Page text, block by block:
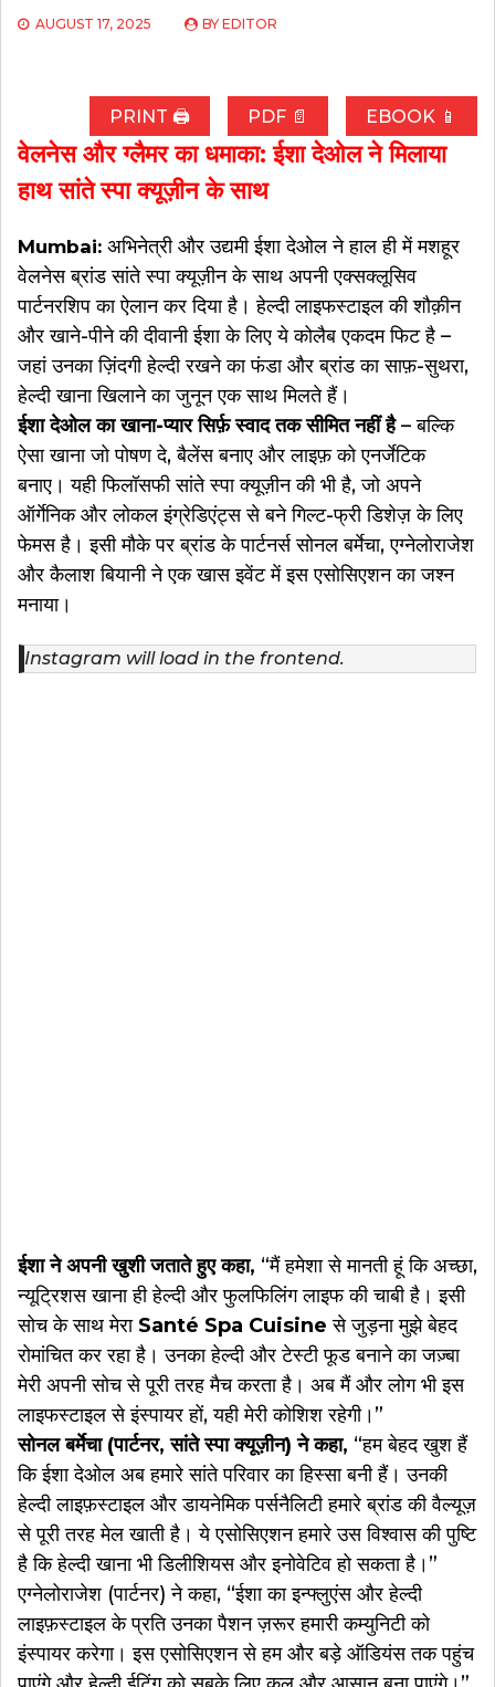
AUGUST 17, 2025 BY EDITOR
PRINT 🖨 PDF 📄 EBOOK 📱
वेलनेस और ग्लैमर का धमाका: ईशा देओल ने मिलाया
हाथ सांते स्पा क्यूज़ीन के साथ
Mumbai: अभिनेत्री और उद्यमी ईशा देओल ने हाल ही में मशहूर
वेलनेस ब्रांड सांते स्पा क्यूज़ीन के साथ अपनी एक्सक्लूसिव
पार्टनरशिप का ऐलान कर दिया है। हेल्दी लाइफस्टाइल की शौक़ीन
और खाने-पीने की दीवानी ईशा के लिए ये कोलैब एकदम फिट है –
जहां उनका ज़िंदगी हेल्दी रखने का फंडा और ब्रांड का साफ़-सुथरा,
हेल्दी खाना खिलाने का जुनून एक साथ मिलते हैं।
ईशा देओल का खाना-प्यार सिर्फ़ स्वाद तक सीमित नहीं है– बल्कि
ऐसा खाना जो पोषण दे, बैलेंस बनाए और लाइफ़ को एनर्जेटिक
बनाए। यही फिलॉसफी सांते स्पा क्यूज़ीन की भी है, जो अपने
ऑर्गेनिक और लोकल इंग्रेडिएंट्स से बने गिल्ट-फ्री डिशेज़ के लिए
फेमस है। इसी मौके पर ब्रांड के पार्टनर्स सोनल बर्मेचा, एग्नेलोराजेश
और कैलाश बियानी ने एक खास इवेंट में इस एसोसिएशन का जश्न
मनाया।
Instagram will load in the frontend.
ईशा ने अपनी खुशी जताते हुए कहा, “मैं हमेशा से मानती हूं कि अच्छा,
न्यूट्रिशस खाना ही हेल्दी और फुलफिलिंग लाइफ की चाबी है। इसी
सोच के साथ मेरा Santé Spa Cuisine से जुड़ना मुझे बेहद
रोमांचित कर रहा है। उनका हेल्दी और टेस्टी फूड बनाने का जज़्बा
मेरी अपनी सोच से पूरी तरह मैच करता है। अब मैं और लोग भी इस
लाइफस्टाइल से इंस्पायर हों, यही मेरी कोशिश रहेगी।”
सोनल बर्मेचा (पार्टनर, सांते स्पा क्यूज़ीन) ने कहा, “हम बेहद खुश हैं
कि ईशा देओल अब हमारे सांते परिवार का हिस्सा बनी हैं। उनकी
हेल्दी लाइफ़स्टाइल और डायनेमिक पर्सनैलिटी हमारे ब्रांड की वैल्यूज़
से पूरी तरह मेल खाती है। ये एसोसिएशन हमारे उस विश्वास की पुष्टि
है कि हेल्दी खाना भी डिलीशियस और इनोवेटिव हो सकता है।”
एग्नेलोराजेश (पार्टनर) ने कहा, “ईशा का इन्फ्लुएंस और हेल्दी
लाइफ़स्टाइल के प्रति उनका पैशन ज़रूर हमारी कम्युनिटी को
इंस्पायर करेगा। इस एसोसिएशन से हम और बड़े ऑडियंस तक पहुंच